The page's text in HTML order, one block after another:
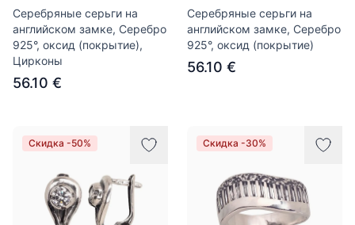
Серебряные серьги на
английском замке, Серебро
925°, оксид (покрытие),
Цирконы
56.10 €
Серебряные серьги на
английском замке, Серебро
925°, оксид (покрытие)
56.10 €
Скидка -50% Скидка -30%